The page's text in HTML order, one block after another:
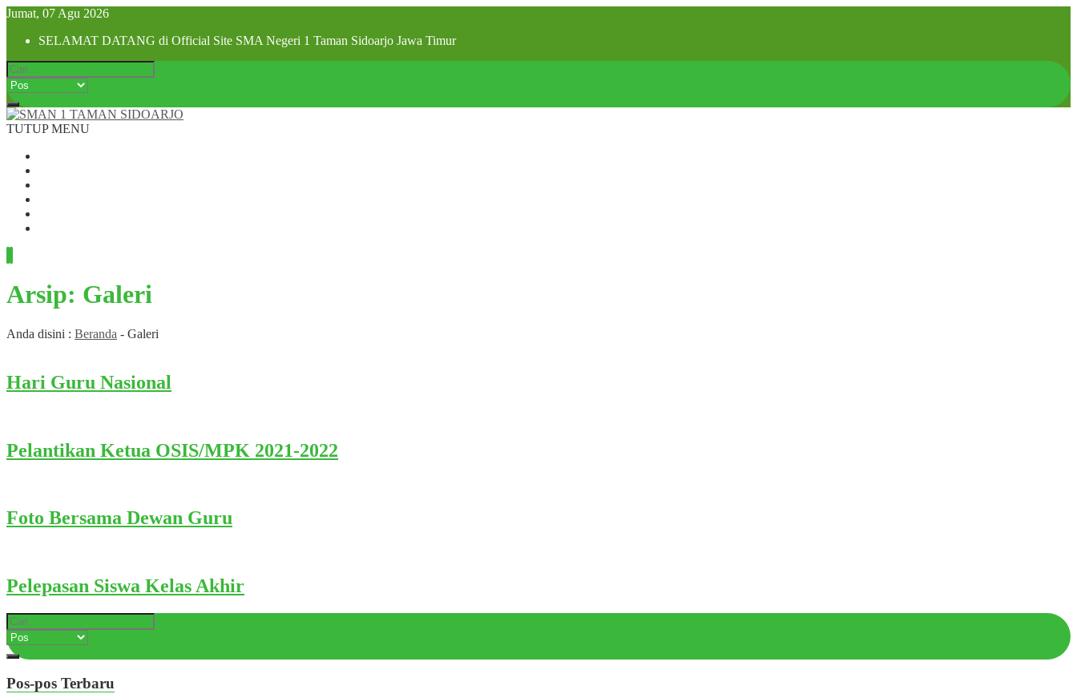
Jumat, 07 Agu 2026
SELAMAT DATANG di Official Site SMA Negeri 1 Taman Sidoarjo Jawa Timur
TUTUP MENU
Arsip: Galeri
Anda disini : Beranda - Galeri
Hari Guru Nasional
Pelantikan Ketua OSIS/MPK 2021-2022
Foto Bersama Dewan Guru
Pelepasan Siswa Kelas Akhir
Pos-pos Terbaru